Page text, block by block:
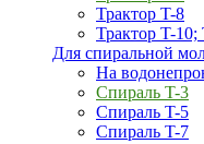
Трактор T-8
Трактор T-
Для спиральной
На
Спираль T-3
Спираль T-5
Спираль T-7